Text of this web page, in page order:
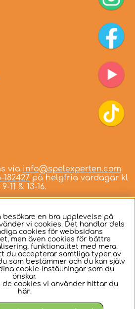
via info@spelexperten.com
182427 på helgfria vardagar kl
9-11 & 13-16.
besökare en bra upplevelse på
vi cookies. Det handlar dels
cookies för webbsidans
men även cookies för bättre
funktionalitet med mera.
du accepterar samtliga typer av
som bestämmer och du kan själv
cookie-inställningar som du
önskar.
de cookies vi använder hittar du
här.